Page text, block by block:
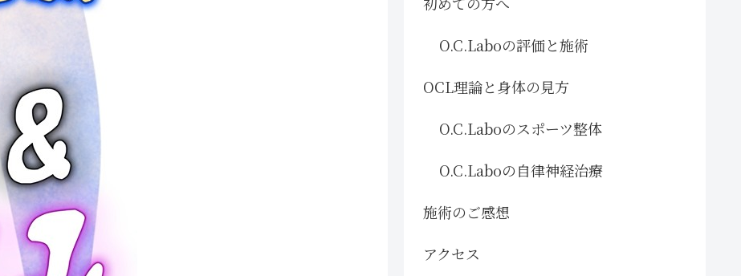
O.C.Laboの評価と施術
OCL理論と身体の見方
O.C.Laboのスポーツ整体
O.C.Laboの自律神経治療
施術のご感想
アクセス